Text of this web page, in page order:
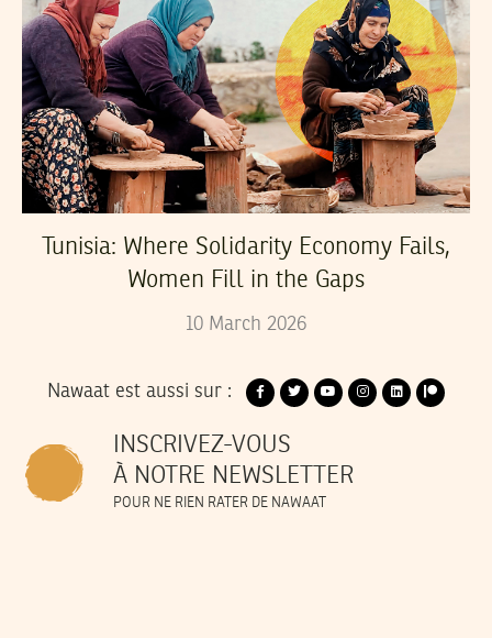
Tunisia: Where Solidarity Economy Fails,
Women Fill in the Gaps
10 March 2026
Nawaat est aussi sur :
INSCRIVEZ-VOUS
À NOTRE NEWSLETTER
POUR NE RIEN RATER DE NAWAAT